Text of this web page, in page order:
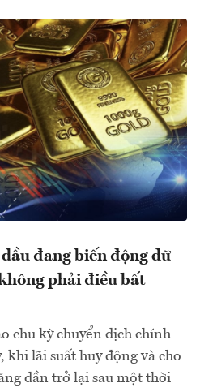
đang biến động dữ
phải điều bất
chu kỳ chuyển dịch chính
khi lãi suất huy động và cho
dần trở lại sau một thời